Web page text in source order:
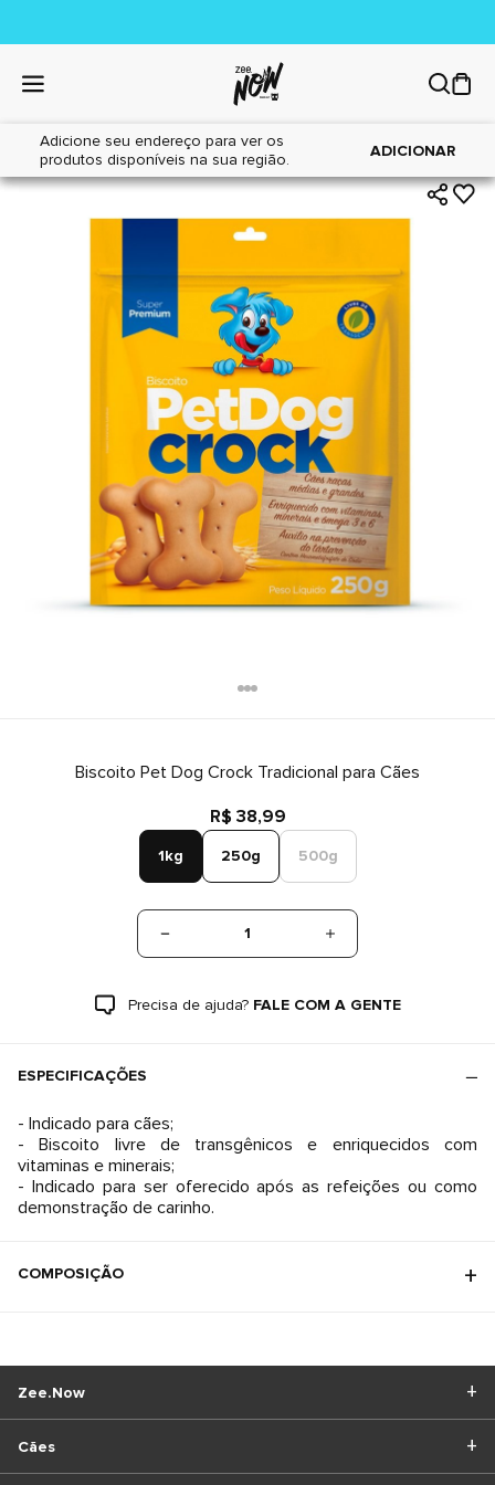
Adicione seu endereço para ver os
produtos disponíveis na sua região.
ADICIONAR
Home|Cães|Petiscos
Biscoito Pet Dog Crock Tradicional para Cães
R$ 38,99
1kg 250g 500g
1
Precisa de ajuda? FALE COM A GENTE
ESPECIFICAÇÕES
- Indicado para cães;
- Biscoito livre de transgênicos e enriquecidos com
vitaminas e minerais;
- Indicado para ser oferecido após as refeições ou como
demonstração de carinho.
COMPOSIÇÃO
Cães
Zee.Now